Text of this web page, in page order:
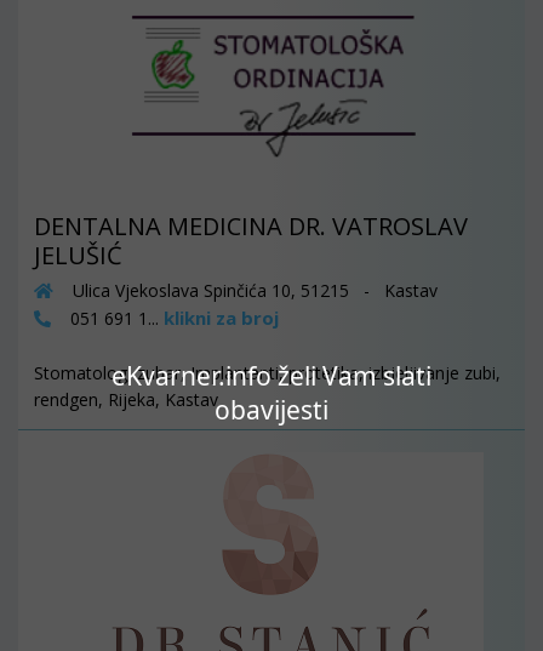
eKvarner.info želi Vam slati
obavijesti
DENTALNA MEDICINA DR. VATROSLAV
JELUŠIĆ
Ulica Vjekoslava Spinčića 10, 51215 - Kastav
051 691 1... klikni za broj
Stomatolog, zubar, Implantanti, protetika, izbjeljivanje zubi,
rendgen, Rijeka, Kastav